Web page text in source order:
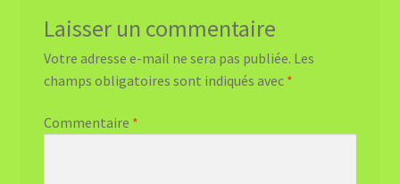
Laisser un commentaire
Votre adresse e-mail ne sera pas publiée. Les
champs obligatoires sont indiqués avec *
Commentaire *